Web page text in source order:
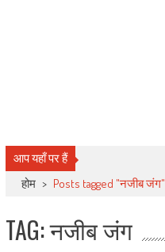
आप यहाँ पर हैं
होम > Posts tagged "नजीब जंग"
TAG: नजीब जंग